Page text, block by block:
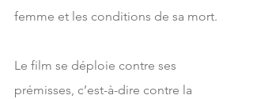
femme et les conditions de sa mort.
Le film se déploie contre ses
prémisses, c’est-à-dire contre la